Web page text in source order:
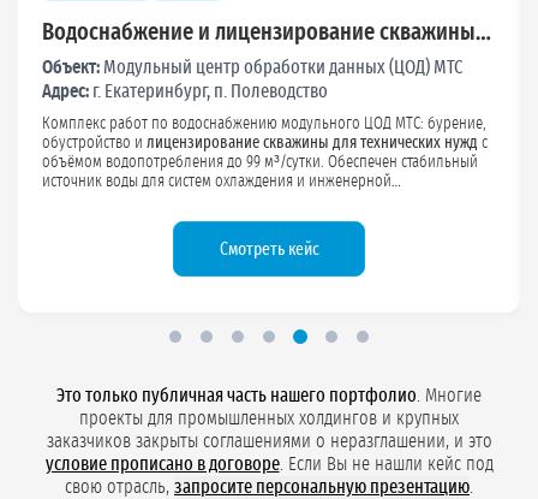
Лицензия для ЛТЦ «Ростелеком» на
хозяйственно-бытовое и техническое
водоснабжение
Объект: Линейно-технический центр связи «Ростелеком»
Адрес: Московская область, Истринский район, д. Дарна
Оформлениелицензии на хозяйственно-бытовое и техническое
водоснабжение для ЛТЦ «Ростелеком». Мы подготовили и
согласовали пакет документов на использование подземных вод,
увязали условия лицензии с режимом работы объекта и
инфраструктуры отвечало нормативам и спокойно проходило
Что было сделано
Это только публичная часть нашего портфолио. Многие
проекты для промышленных холдингов и крупных
заказчиков закрыты соглашениями о неразглашении, и это
условие прописано в договоре. Если Вы не нашли кейс под
свою отрасль, запросите персональную презентацию.